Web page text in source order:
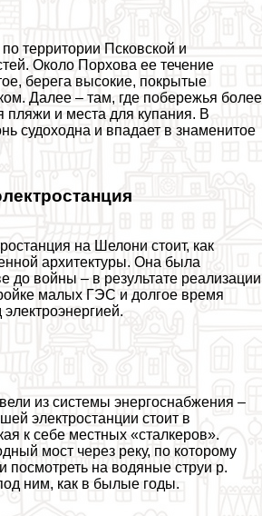
по территории Псковской и
Около Порхова ее течение
берега высокие, покрытые
Далее – там, где побережья более
пляжи и места для купания. В
судоходна и впадает в знаменитое
на Шелони стоит, как
архитектуры. Она была
до войны – в результате реализации
малых ГЭС и долгое время
из системы энергоснабжения –
электростанции стоит в
к себе местных «сталкеров».
мост через реку, по которому
посмотреть на водяные струи р.
ним, как в былые годы.